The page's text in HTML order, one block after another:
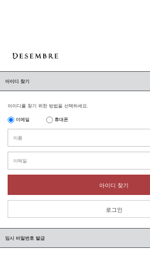
아이디 찾기
아이디를 찾기 위한 방법을 선택하세요.
이메일 휴대폰
아이디 찾기
로그인
임시 비밀번호 발급